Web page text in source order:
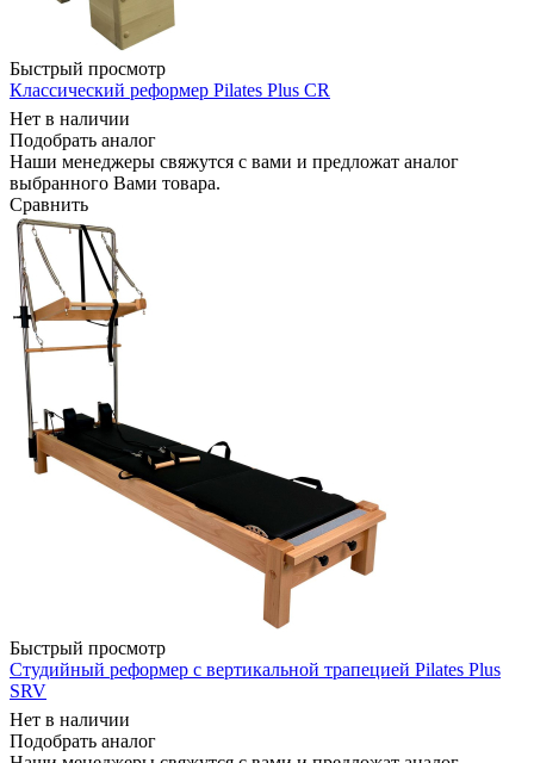
Быстрый просмотр
Классический реформер Pilates Plus СR
Нет в наличии
Подобрать аналог
Наши менеджеры свяжутся с вами и предложат аналог
выбранного Вами товара.
Сравнить
Быстрый просмотр
Студийный реформер с вертикальной трапецией Pilates Plus
SRV
Нет в наличии
Подобрать аналог